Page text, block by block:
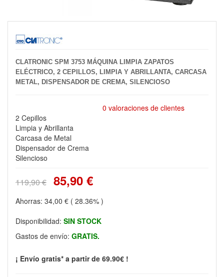
CLATRONIC SPM 3753 MÁQUINA LIMPIA ZAPATOS
ELÉCTRICO, 2 CEPILLOS, LIMPIA Y ABRILLANTA, CARCASA
METAL, DISPENSADOR DE CREMA, SILENCIOSO
0 valoraciones de clientes
2 Cepillos
Limpia y Abrillanta
Carcasa de Metal
Dispensador de Crema
Silencioso
119,90 € 85,90 €
Ahorras: 34,00 € ( 28.36% )
Disponibilidad: SIN STOCK
Gastos de envío: GRATIS.
¡ Envío gratis* a partir de 69.90€ !